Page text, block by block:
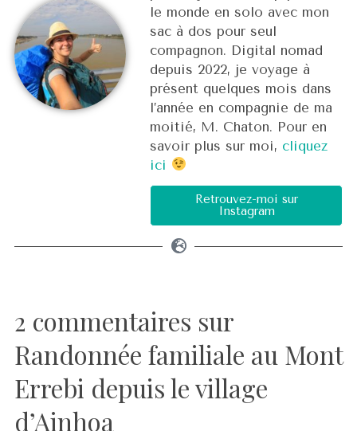
le monde en solo avec mon
sac à dos pour seul
compagnon. Digital nomad
depuis 2022, je voyage à
présent quelques mois dans
l’année en compagnie de ma
moitié, M. Chaton. Pour en
savoir plus sur moi, cliquez
ici
Retrouvez-moi sur
Instagram
2 commentaires sur
Randonnée familiale au Mont
Errebi depuis le village
d’Ainhoa